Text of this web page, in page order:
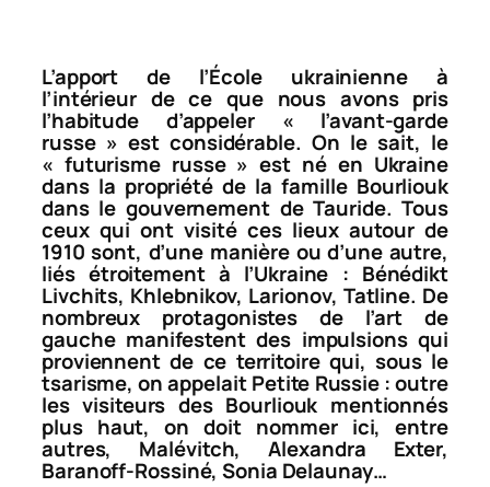
L’apport de l’École ukrainienne à
l’intérieur de ce que nous avons pris
l’habitude d’appeler « l’avant-garde
russe » est considérable. On le sait, le
« futurisme russe » est né en Ukraine
dans la propriété de la famille Bourliouk
dans le gouvernement de Tauride. Tous
ceux qui ont visité ces lieux autour de
1910 sont, d’une manière ou d’une autre,
liés étroitement à l’Ukraine : Bénédikt
Livchits, Khlebnikov, Larionov, Tatline. De
nombreux protagonistes de l’art de
gauche manifestent des impulsions qui
proviennent de ce territoire qui, sous le
tsarisme, on appelait Petite Russie : outre
les visiteurs des Bourliouk mentionnés
plus haut, on doit nommer ici, entre
autres, Malévitch, Alexandra Exter,
Baranoff-Rossiné, Sonia Delaunay…